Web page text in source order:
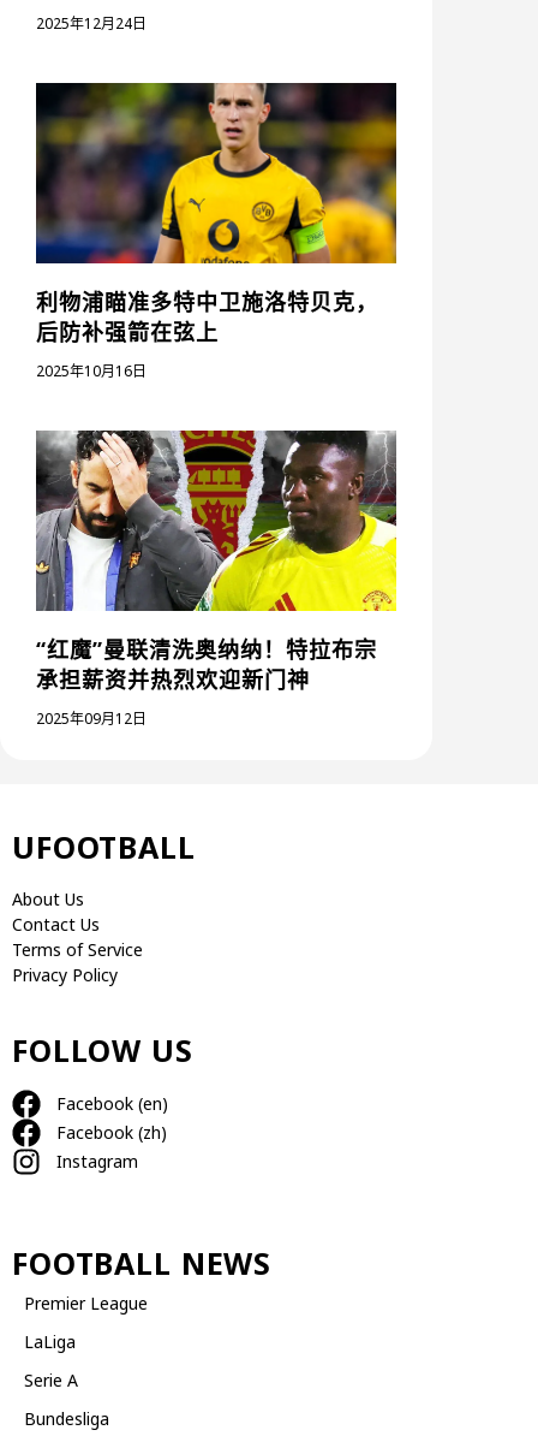
2025年12月24日
利物浦瞄准多特中卫施洛特贝克，
后防补强箭在弦上
2025年10月16日
“红魔”曼联清洗奥纳纳！特拉布宗
承担薪资并热烈欢迎新门神
2025年09月12日
UFOOTBALL
About Us
Contact Us
Terms of Service
Privacy Policy
FOLLOW US
Facebook (en)
Facebook (zh)
Instagram
FOOTBALL NEWS
Premier League
LaLiga
Serie A
Bundesliga